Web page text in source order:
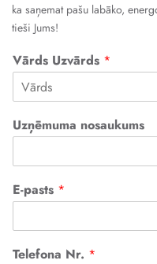
ka saņemat pašu labāko,
tieši Jums!
Vārds Uzvārds *
First
Uzņēmuma nosaukums
E-pasts *
Telefona Nr. *